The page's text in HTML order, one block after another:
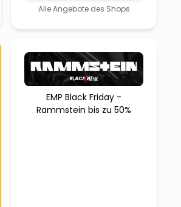
Alle Angebote des Shops
EMP Black Friday -
Rammstein bis zu 50%